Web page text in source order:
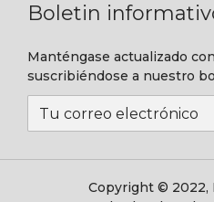
Boletin
Manténgase actualizado
suscribiéndose a nuestro
Copyright © 2022,